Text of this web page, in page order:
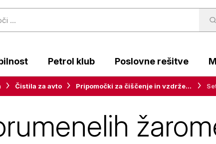
Petrol klub Poslovne rešitve
Čistila za avto Pripomočki za čiščenje in vzdrževanje